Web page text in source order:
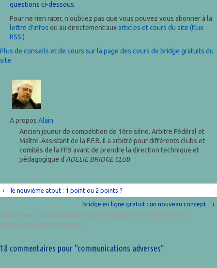
questions ci-dessous.
Pour ne rien rater, n’oubliez pas que vous pouvez vous abonner à la
lettre d’infos ou au directement auxarticles et cours du site (flux
RSS.)
Plus de conseils et de cours sur la page des cours de bridge gratuits du
site.
A propos Alain
Ancien joueur de compétition de 1ère série. Arbitre Fédéral et
Maître-Assistant de la F.F.B. Il a arbitré pour différents clubs et
comités de la FFB avant de prendre la direction technique et
pédagogique d'ADELIE BRIDGE CLUB.
‹
le neuvième atout : 1 point ou 2 points ?
bridge en ligne gratuit : un nouveau concept
›
Tagués avec : communications, donne préparée, perfectionnement
Publié dans donnes préparées
18 commentaires pour “communications adverses”